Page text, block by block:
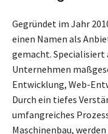
Gegründet im Jahr
einen Namen als
gemacht.
Unternehmen
Entwicklung, Web-
Durch ein tiefes
umfangreiches
Maschinenbau,